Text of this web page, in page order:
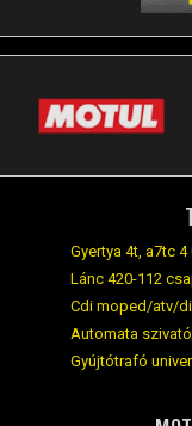
Gyertya 4t, a7tc
Lánc 420-112
Cdi moped/atv/
Automata szivató
Gyújtótrafó